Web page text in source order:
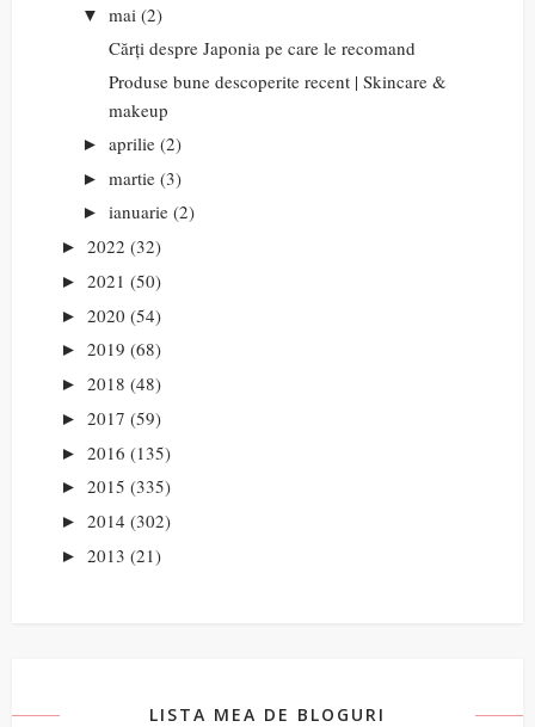
▼ mai (2)
Cărți despre Japonia pe care le recomand
Produse bune descoperite recent | Skincare &
makeup
► aprilie (2)
► martie (3)
► ianuarie (2)
► 2022 (32)
► 2021 (50)
► 2020 (54)
► 2019 (68)
► 2018 (48)
► 2017 (59)
► 2016 (135)
► 2015 (335)
► 2014 (302)
► 2013 (21)
LISTA MEA DE BLOGURI